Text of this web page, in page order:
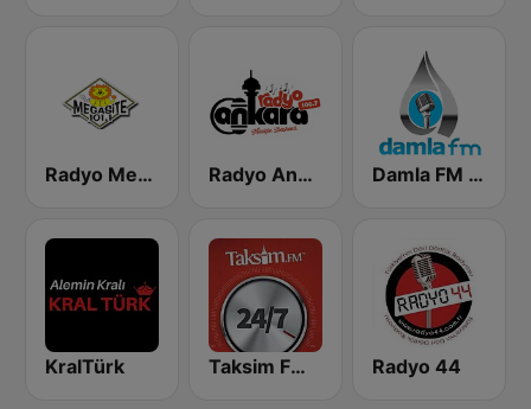
Radyo Megasite 101.1 FM Radyo Ankara Damla FM 87.5
KralTürk Taksim FM - Oyun Havasi Radyo 44